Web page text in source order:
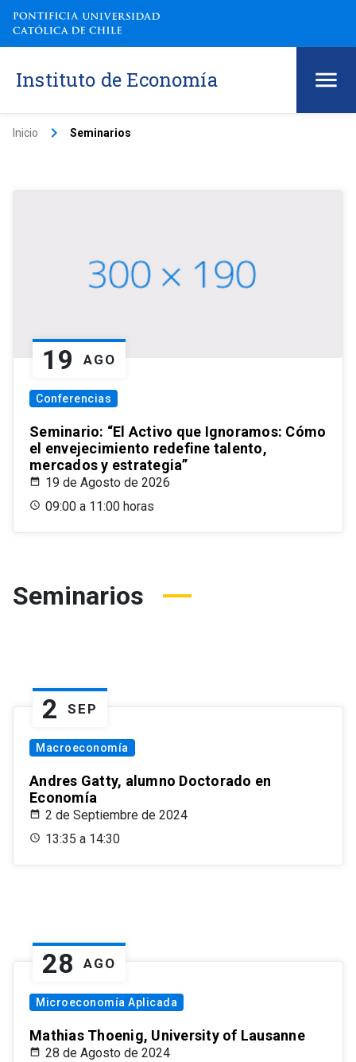
Instituto de Economía
Inicio keyboard_arrow_right Seminarios
19 AGO
Conferencias
Seminario: “El Activo que Ignoramos: Cómo
el envejecimiento redefine talento,
mercados y estrategia”
19 de Agosto de 2026
09:00 a 11:00 horas
Seminarios
2 SEP
Macroeconomía
Andres Gatty, alumno Doctorado en
Economía
2 de Septiembre de 2024
13:35 a 14:30
28 AGO
Microeconomía Aplicada
Mathias Thoenig, University of Lausanne
28 de Agosto de 2024